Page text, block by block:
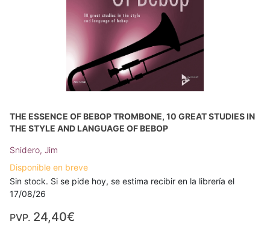
THE ESSENCE OF BEBOP TROMBONE, 10 GREAT STUDIES IN
THE STYLE AND LANGUAGE OF BEBOP
Snidero, Jim
Disponible en breve
Sin stock. Si se pide hoy, se estima recibir en la librería el
17/08/26
PVP. 24,40€